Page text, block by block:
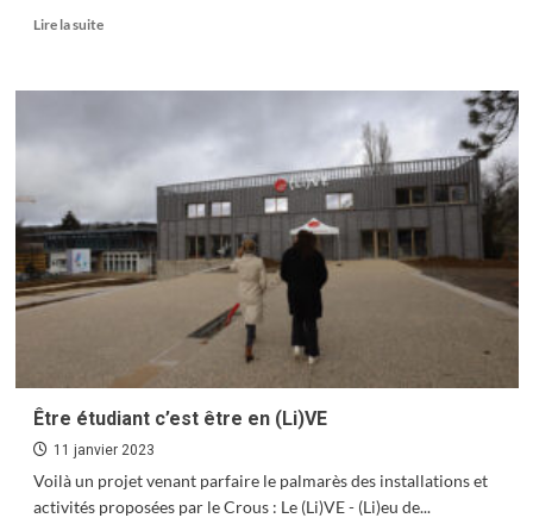
Lire la suiteEn
sur
Être étudiant c’est être en (Li)VE
11 janvier 2023
Voilà un projet venant parfaire le palmarès des installations et
activités proposées par le Crous : Le (Li)VE - (Li)eu de...